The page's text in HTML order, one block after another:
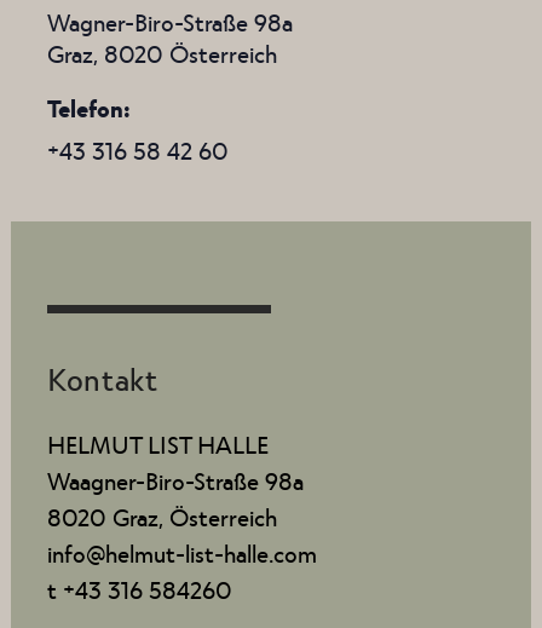
Wagner-Biro-Straße 98a
Graz, 8020 Österreich
Telefon
+43 316 58 42 60
Kontakt
HELMUT LIST HALLE
Waagner-Biro-Straße 98a
8020 Graz, Österreich
info@helmut-list-halle.com
t +43 316 584260